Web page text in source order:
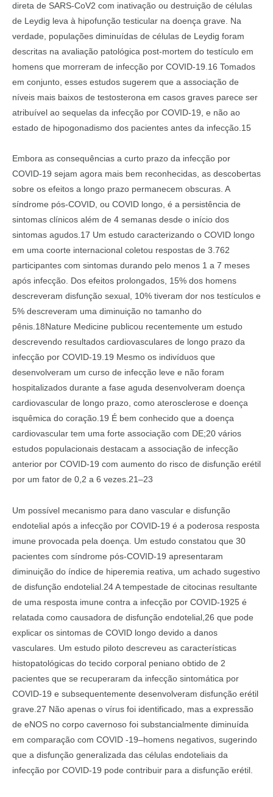
direta de SARS-CoV2 com inativação ou destruição de células
de Leydig leva à hipofunção testicular na doença grave. Na
verdade, populações diminuídas de células de Leydig foram
descritas na avaliação patológica post-mortem do testículo em
homens que morreram de infecção por COVID-19.16 Tomados
em conjunto, esses estudos sugerem que a associação de
níveis mais baixos de testosterona em casos graves parece ser
atribuível ao sequelas da infecção por COVID-19, e não ao
estado de hipogonadismo dos pacientes antes da infecção.15
Embora as consequências a curto prazo da infecção por
COVID-19 sejam agora mais bem reconhecidas, as descobertas
sobre os efeitos a longo prazo permanecem obscuras. A
síndrome pós-COVID, ou COVID longo, é a persistência de
sintomas clínicos além de 4 semanas desde o início dos
sintomas agudos.17 Um estudo caracterizando o COVID longo
em uma coorte internacional coletou respostas de 3.762
participantes com sintomas durando pelo menos 1 a 7 meses
após infecção. Dos efeitos prolongados, 15% dos homens
descreveram disfunção sexual, 10% tiveram dor nos testículos e
5% descreveram uma diminuição no tamanho do
pênis.18Nature Medicine publicou recentemente um estudo
descrevendo resultados cardiovasculares de longo prazo da
infecção por COVID-19.19 Mesmo os indivíduos que
desenvolveram um curso de infecção leve e não foram
hospitalizados durante a fase aguda desenvolveram doença
cardiovascular de longo prazo, como aterosclerose e doença
isquêmica do coração.19 É bem conhecido que a doença
cardiovascular tem uma forte associação com DE;20 vários
estudos populacionais destacam a associação de infecção
anterior por COVID-19 com aumento do risco de disfunção erétil
por um fator de 0,2 a 6 vezes.21–23
Um possível mecanismo para dano vascular e disfunção
endotelial após a infecção por COVID-19 é a poderosa resposta
imune provocada pela doença. Um estudo constatou que 30
pacientes com síndrome pós-COVID-19 apresentaram
diminuição do índice de hiperemia reativa, um achado sugestivo
de disfunção endotelial.24 A tempestade de citocinas resultante
de uma resposta imune contra a infecção por COVID-1925 é
relatada como causadora de disfunção endotelial,26 que pode
explicar os sintomas de COVID longo devido a danos
vasculares. Um estudo piloto descreveu as características
histopatológicas do tecido corporal peniano obtido de 2
pacientes que se recuperaram da infecção sintomática por
COVID-19 e subsequentemente desenvolveram disfunção erétil
grave.27 Não apenas o vírus foi identificado, mas a expressão
de eNOS no corpo cavernoso foi substancialmente diminuída
em comparação com COVID -19–homens negativos, sugerindo
que a disfunção generalizada das células endoteliais da
infecção por COVID-19 pode contribuir para a disfunção erétil.